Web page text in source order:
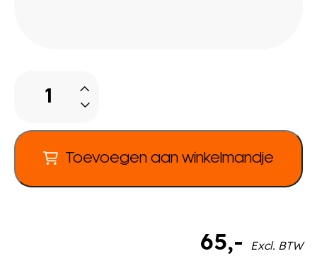
aantal
Toevoegen aan winkelmandje
65,- Excl. BTW